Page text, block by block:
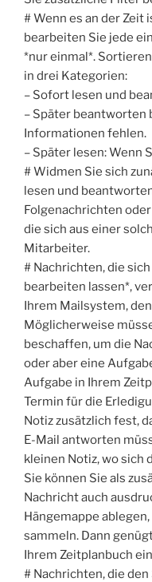
# Wenn es an der Zeit
bearbeiten Sie jede
*nur einmal*.
in drei Kategorien:
– Sofort lesen und
– Später beantworten
Informationen fehlen.
– Später lesen: Wenn
# Widmen Sie sich
lesen und
Folgenachrichten
die sich aus einer
Mitarbeiter.
# Nachrichten, die
bearbeiten lassen*,
Ihrem Mailsystem,
Möglicherweise
beschaffen, um die
oder aber eine
Aufgabe in Ihrem
Termin für die
Notiz zusätzlich fest,
E-Mail antworten
kleinen Notiz, wo sich
Sie können Sie als
Nachricht auch
Hängemappe
sammeln. Dann
Ihrem Zeitplanbuch
# Nachrichten, die